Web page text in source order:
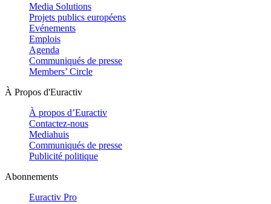
Media Solutions
Projets publics européens
Evénements
Emplois
Agenda
Communiqués de presse
Members’ Circle
À Propos d'Euractiv
À propos d’Euractiv
Contactez-nous
Mediahuis
Communiqués de presse
Publicité politique
Abonnements
Euractiv Pro